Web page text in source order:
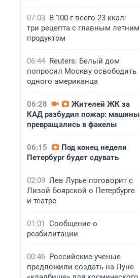
07:03 В 100 г всего 23 ккал:
три рецепта с главным летним
продуктом
06:44 Reuters: Белый дом
попросил Москву освободить
одного американца
06:28
Жителей ЖК за
КАД разбудил пожар: машины
превращались в факелы
06:15
Под конец недели
Петербург будет сдувать
02:09 Лев Лурье поговорит с
Лизой Боярской о Петербурге
и театре
01:01 Сообщение о
реабилитации
00:46 Российские ученые
предложили создать на Луне